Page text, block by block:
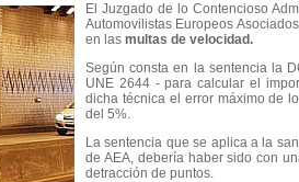
El Juzgado de lo Contencioso
Automovilistas Europeos
en las multas de velocidad.
Según consta en la sentencia la
UNE 2644 - para calcular el
dicha técnica el error máximo de
del 5%.
La sentencia que se aplica a la
de AEA, debería haber sido con
detracción de puntos.